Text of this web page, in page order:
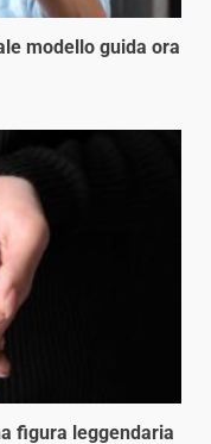
modello guida ora
figura leggendaria